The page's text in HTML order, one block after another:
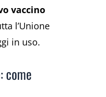
vaccino
l’Unione
in uso.
come